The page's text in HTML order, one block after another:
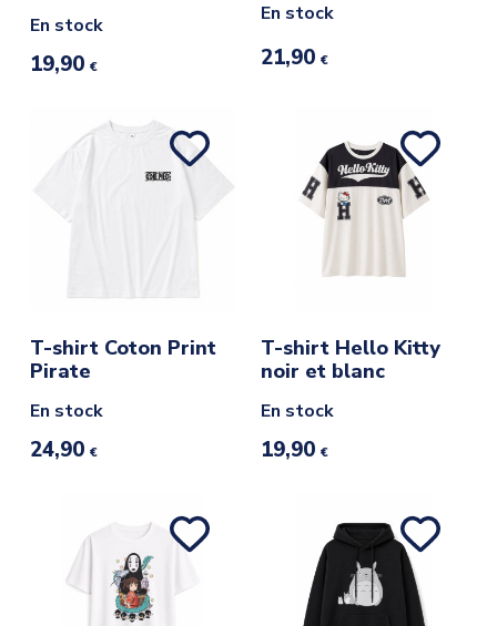
En stock
19,90 €
En stock
21,90 €
T-shirt Coton Print
Pirate
En stock
24,90 €
T-shirt Hello Kitty
noir et blanc
En stock
19,90 €